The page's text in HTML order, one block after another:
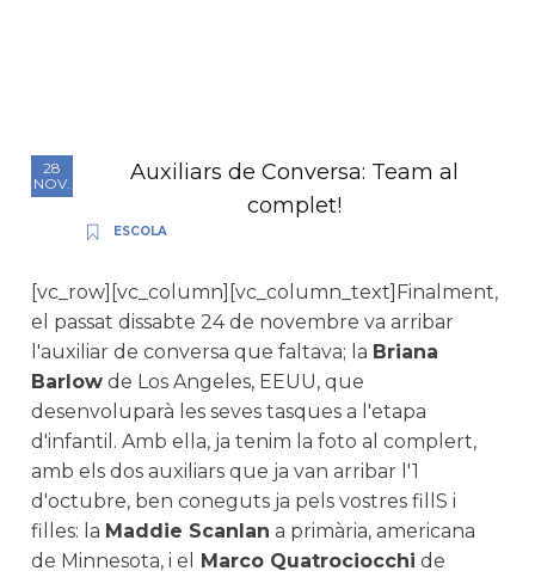
28
NOV.
Auxiliars de Conversa: Team al
complet!
ESCOLA
[vc_row][vc_column][vc_column_text]Finalment,
el passat dissabte 24 de novembre va arribar
l'auxiliar de conversa que faltava; la Briana
Barlow de Los Angeles, EEUU, que
desenvoluparà les seves tasques a l'etapa
d'infantil. Amb ella, ja tenim la foto al complert,
amb els dos auxiliars que ja van arribar l'1
d'octubre, ben coneguts ja pels vostres fillS i
filles: la Maddie Scanlan a primària, americana
de Minnesota, i el
Marco Quatrociocchi de